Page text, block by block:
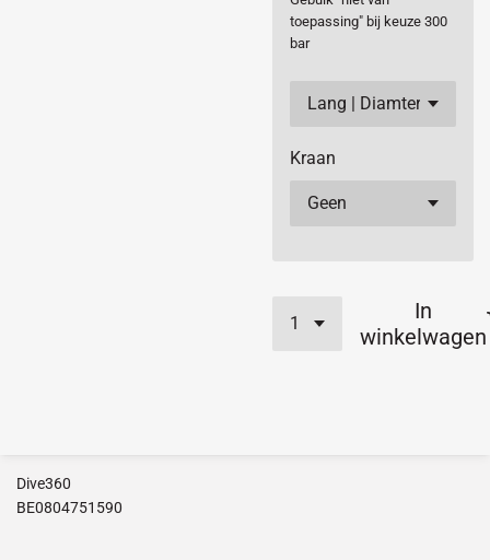
toepassing" bij keuze 300
bar
Kraan
In
winkelwagen
Dive360
BE0804751590